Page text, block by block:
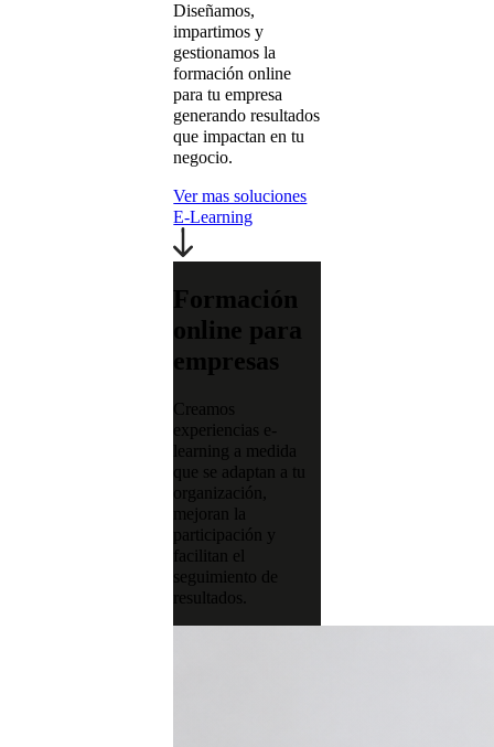
Diseñamos,
impartimos y
gestionamos la
formación online
para tu empresa
generando resultados
que impactan en tu
negocio.
Ver mas soluciones
E-Learning
Formación
online para
empresas
Creamos
experiencias e-
learning a medida
que se adaptan a tu
organización,
mejoran la
participación y
facilitan el
seguimiento de
resultados.